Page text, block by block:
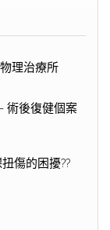
理治療所
術後復健個案
傷的困擾??